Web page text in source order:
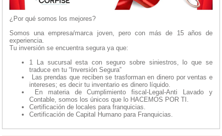
¿Por qué somos los mejores?
Somos una empresa/marca joven, pero con más de 15 años de
experiencia.
Tu inversión se encuentra segura ya que:
1 La sucursal esta con seguro sobre siniestros, lo que se
traduce en tu “Inversión Segura”
Las prendas que reciben se trasforman en dinero por ventas e
intereses; es decir tu inventario es dinero líquido.
En materia de Cumplimiento fiscal-Legal-Anti Lavado y
Contable, somos los únicos que lo HACEMOS POR TI.
Certificación de locales para franquicias.
Certificación de Capital Humano para Franquicias.